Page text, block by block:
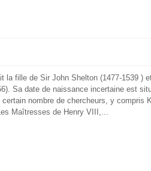
la fille de Sir John Shelton (1477-1539 )
Sa date de naissance incertaine est
certain nombre de chercheurs, y compris
Maîtresses de Henry VIII,...